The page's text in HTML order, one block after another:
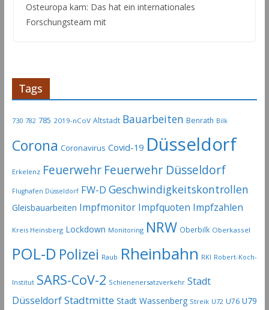
Osteuropa kam: Das hat ein internationales
Forschungsteam mit
Tags
730 782 785 2019-nCoV Altstadt Bauarbeiten Benrath Bilk
Corona Coronavirus Covid-19 Düsseldorf
Erkelenz Feuerwehr Feuerwehr Düsseldorf
Flughafen Düsseldorf FW-D Geschwindigkeitskontrollen
Gleisbauarbeiten Impfmonitor Impfquoten Impfzahlen
Kreis Heinsberg Lockdown Monitoring NRW Oberbilk Oberkassel
POL-D Polizei Raub Rheinbahn RKI Robert-Koch-
Institut SARS-CoV-2 Schienenersatzverkehr Stadt
DüsseldorfStadtmitte Stadt Wassenberg Streik U72 U76 U79